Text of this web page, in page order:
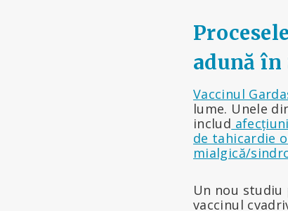
adună în
Vaccinul
lume. Unele
includ
de tahicardie
mialgică/
Un nou
vaccinul